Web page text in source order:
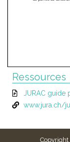
Ressources
JURAC guide
www.jura.ch/